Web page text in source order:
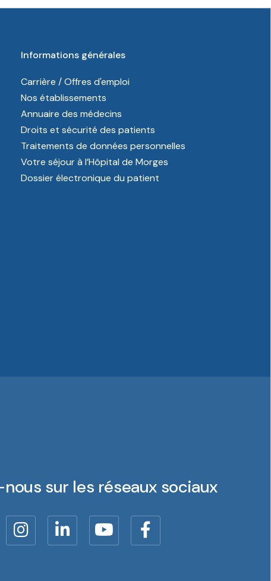
Informations générales
Carrière / Offres d'emploi
Nos établissements
Annuaire des médecins
Droits et sécurité des patients
Traitements de données personnelles
Votre séjour à l’Hôpital de Morges
Dossier électronique du patient
sur les réseaux sociaux